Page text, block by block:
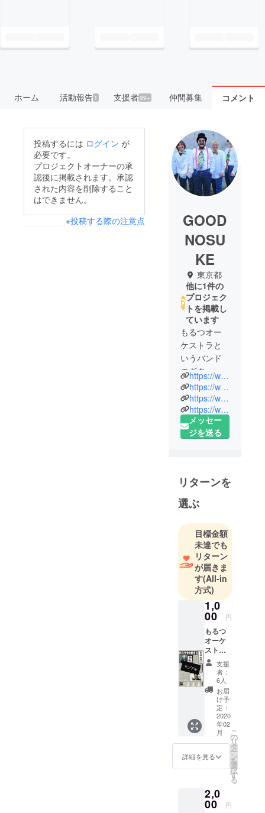
ホーム 活動報告1 支援者99+ 仲間募集 コメント
投稿するには ログイン が
必要です。
プロジェクトオーナーの承
認後に掲載されます。承認
された内容を削除すること
はできません。
※投稿する際の注意点
GOOD
NOSU
KE
東京都
他に1件の
プロジェク
トを掲載し
ています
もるつオー
ケストラと
いうバンド
のギター
ボーカル
GOOD之介
と申しま
す！
イブ活動を
していま
す！
ドイツはベ
ルリンでの
ライブが決
まり、クラ
ファンを立
ち上げさせ
て頂きまし
現在放送中
の福島テレ
ビ『カンニ
ング竹山の
福島のこと
なんて誰も
知らねえ
じゃねえか
マソングも
いておりま
https://www.maltsorchestra.com
https://www.youtube.com/watch?v=hAxsicBgaXM
https://www.youtube.com/watch?v=CdlXyytfRts
https://www.youtube.com/watch?v=9T48SpiOy7g
メッセー
ジを送る
リターンを
選ぶ
目標金額
未達でも
リターン
が届きま
す(All-in
方式)
1,0
00 円
もるつ
オーケ
ストラ
からワ
ンマン
ライブ
のお礼
と報告
の新聞
をお届
けしま
す！
支援
者：
6人
お届
け予
定：
2020
年02
月
詳細を見る
こ
の
リ
タ
ー
ン
を
選
択
す
る
2,0
00 円